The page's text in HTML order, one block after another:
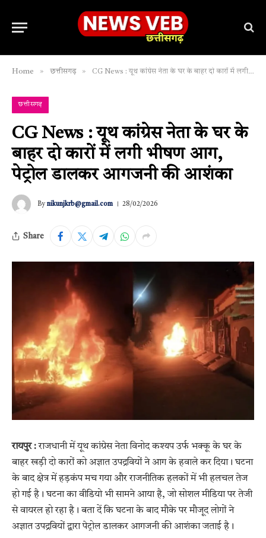
Home » छत्तीसगढ़ » CG News : यूथ कांग्रेस नेता के घर के बाहर दो कारों में लगी भीषण आग, पेट्रोल डालकर आगजनी की आशंका
छत्तीसगढ़
CG News : यूथ कांग्रेस नेता के घर के
बाहर दो कारों में लगी भीषण आग,
पेट्रोल डालकर आगजनी की आशंका
By nikunjkrb@gmail.com 28/02/2026
Share
रायपुर :राजधानी में यूथ कांग्रेस नेता विनोद कश्यप उर्फ भक्कू के घर के
बाहर खड़ी दो कारों को अज्ञात उपद्रवियों ने आग के हवाले कर दिया। घटना
के बाद क्षेत्र में हड़कंप मच गया और राजनीतिक हलकों में भी हलचल तेज
हो गई है। घटना का वीडियो भी सामने आया है, जो सोशल मीडिया पर तेजी
से वायरल हो रहा है। बता दें कि घटना के बाद मौके पर मौजूद लोगों ने
अज्ञात उपद्रवियों द्वारा पेट्रोल डालकर आगजनी की आशंका जताई है।